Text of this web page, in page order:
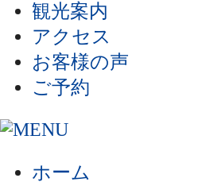
観光案内
アクセス
お客様の声
ご予約
ホーム